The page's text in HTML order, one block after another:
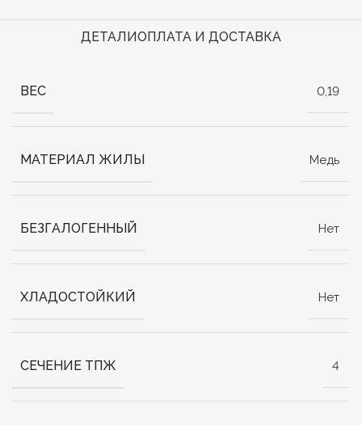
ДЕТАЛИОПЛАТА И ДОСТАВКА
ВЕС 0,19
МАТЕРИАЛ ЖИЛЫ Медь
БЕЗГАЛОГЕННЫЙ Нет
ХЛАДОСТОЙКИЙ Нет
СЕЧЕНИЕ ТПЖ 4